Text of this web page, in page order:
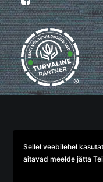
®
Sellel veebilehel
aitavad meelde jätta